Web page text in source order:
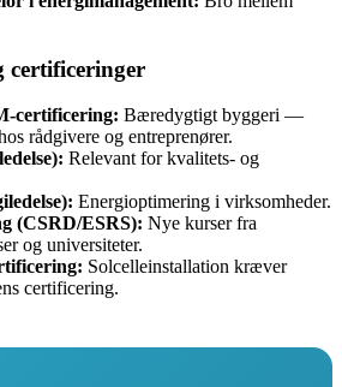
certificeringer
certificering: Bæredygtigt byggeri —
rådgivere og entreprenører.
Relevant for kvalitets- og
Energioptimering i virksomheder.
(CSRD/ESRS): Nye kurser fra
og universiteter.
Solcelleinstallation kræver
certificering.